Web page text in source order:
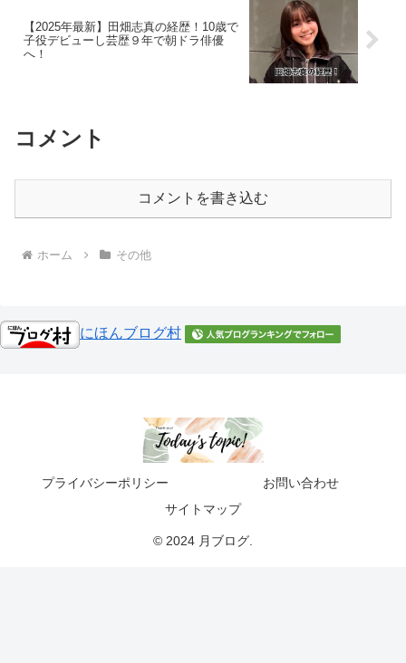
【2025年最新】田畑志真の経歴！10歳で
子役デビューし芸歴９年で朝ドラ俳優
へ！
コメント
コメントを書き込む
ホーム その他
にほんブログ村
プライバシーポリシー
お問い合わせ
サイトマップ
© 2024 月ブログ.